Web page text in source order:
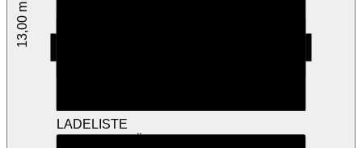
13,00 m
LADELISTE
BAHN LÄNGE m²
OK